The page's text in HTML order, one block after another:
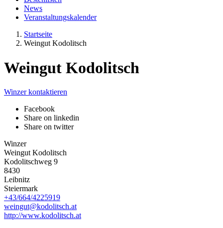
News
Veranstaltungskalender
Startseite
Weingut Kodolitsch
Weingut Kodolitsch
Winzer kontaktieren
Facebook
Share on linkedin
Share on twitter
Winzer
Weingut Kodolitsch
Kodolitschweg 9
8430
Leibnitz
Steiermark
+43/664/4225919
weingut@kodolitsch.at
http://www.kodolitsch.at